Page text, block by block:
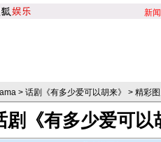
新闻
> 话剧《有多少爱可以胡来》 > 精彩
剧《有多少爱可